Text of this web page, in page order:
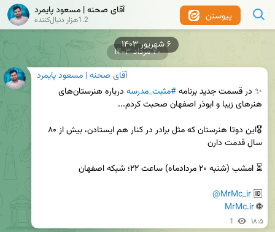
پیوستن آقای صحنه | مسعود پایمرد
1.2هزار دنبال‌کننده
آقای صحنه | مسعود پایمرد
✨ در قسمت جدید برنامه #مثبت_مدرسه
🆔
@MrMc_ir
🌐
MrMc.ir
1 ۱۸:۵
۲۰ مرداد ۱۴۰۳